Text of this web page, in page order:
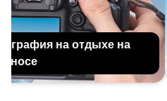
на отдыхе на